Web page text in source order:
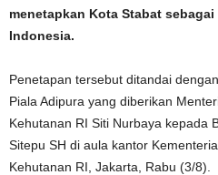
menetapkan Kota Stabat
Indonesia.
Penetapan tersebut ditandai
Piala Adipura yang diberikan
Kehutanan RI Siti Nurbaya kepada
Sitepu SH di aula kantor
Kehutanan RI, Jakarta, Rabu (3/8).